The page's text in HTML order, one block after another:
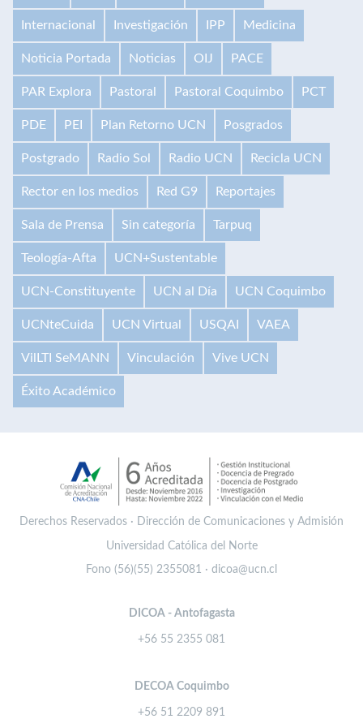
Internacional Investigación IPP Medicina
Noticia Portada Noticias OIJ PACE
PAR Explora Pastoral Pastoral Coquimbo PCT
PDE PEI Plan Retorno UCN Posgrados
Postgrado Radio Sol Radio UCN Recicla UCN
Rector en los medios Red G9 Reportajes
Sala de Prensa Sin categoría Tarpuq
Teología-Afta UCN+Sustentable
UCN-Constituyente UCN al Día UCN Coquimbo
UCNteCuida UCN Virtual USQAI VAEA
VilLTI SeMANN Vinculación Vive UCN
Éxito Académico
Derechos Reservados · Dirección de Comunicaciones y Admisión
Universidad Católica del Norte
Fono (56)(55) 2355081 · dicoa@ucn.cl
DICOA - Antofagasta
+56 55 2355 081
DECOA Coquimbo
+56 51 2209 891